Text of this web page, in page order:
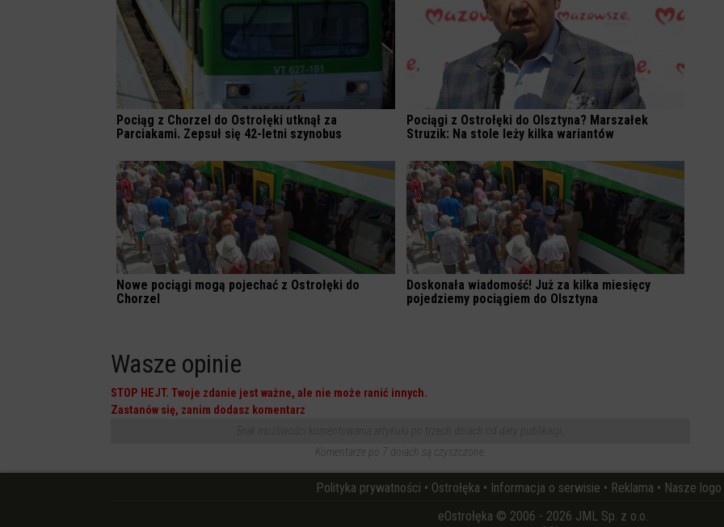
Pociąg z Chorzel do Ostrołęki utknął za
Parciakami. Zepsuł się 42-letni szynobus
Pociągi z Ostrołęki do Olsztyna? Marszałek
Struzik: Na stole leży kilka wariantów
Nowe pociągi mogą pojechać z Ostrołęki do
Chorzel
Doskonała wiadomość! Już za kilka miesięcy
pojedziemy pociągiem do Olsztyna
Wasze opinie
STOP HEJT. Twoje zdanie jest ważne, ale nie może ranić innych.
Zastanów się, zanim dodasz komentarz
Komentarze po 7 dniach są czyszczone.
Polityka prywatności • Ostrołęka • Informacja o serwisie • Reklama • Nasze logo
eOstrołęka © 2006 - 2026 JML Sp. z o.o.